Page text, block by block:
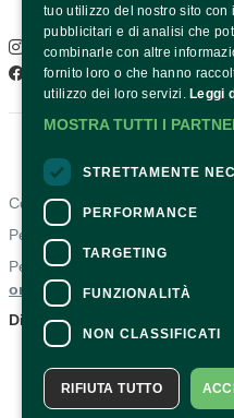
Instagram
Facebook
Contatti
Per informazioni e supporto
Per informazioni sul
organizzatore.
Dichiarazione di accessibilità
tuo utilizzo del nostro sito con
pubblicitari e di analisi che
combinarle con altre
fornito loro o che hanno
utilizzo dei loro servizi. Leggi
MOSTRA TUTTI I
STRETTAMENTE
PERFORMANCE
TARGETING
FUNZIONALITÀ
NON CLASSIFICATI
RIFIUTA TUTTO